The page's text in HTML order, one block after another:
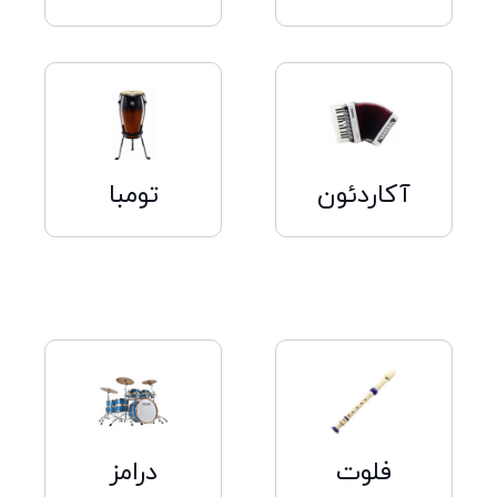
آکاردئون
کلیک
تومبا
کلیک
کنید
فلوت
کلیک
کنید
درامز
کلیک